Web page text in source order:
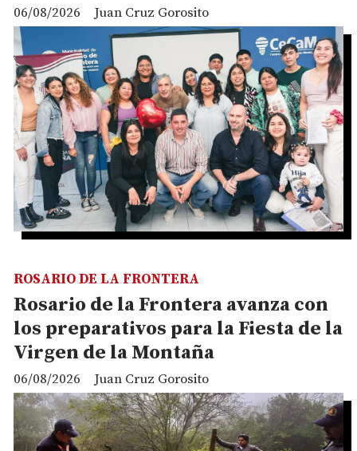
Juan Cruz Gorosito
06/08/2026
Rosario de la Frontera avanza con
los preparativos para la Fiesta de la
Virgen de la Montaña
Juan Cruz Gorosito
ROSARIO DE LA FRONTERA
06/08/2026